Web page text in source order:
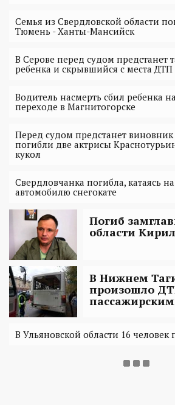
Семья из Свердловской области
Тюмень - Ханты-Мансийск
В Серове перед судом предстанет
ребенка и скрывшийся с места ДТП
Водитель насмерть сбил ребенка
переходе в Магнитогорске
Перед судом предстанет
погибли две актрисы
кукол
Свердловчанка погибла, катаясь
автомобилю снегокате
Погиб
области
В Нижнем
произошло
В Ульяновской области 16